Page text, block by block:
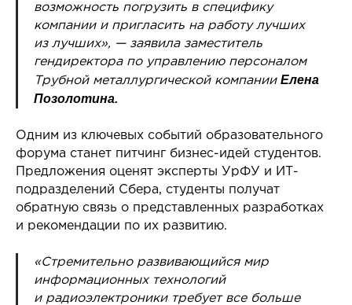
возможность погрузить в специфику
компании и пригласить на работу лучших
из лучших», — заявила заместитель
гендиректора по управлению персоналом
Трубной металлургической компании Елена
Позолотина.
Одним из ключевых событий образовательного
форума станет питчинг бизнес-идей студентов.
Предложения оценят эксперты УрФУ и ИТ-
подразделений Сбера, студенты получат
обратную связь о представленных разработках
и рекомендации по их развитию.
«Стремительно развивающийся мир
информационных технологий
и радиоэлектроники требует все больше